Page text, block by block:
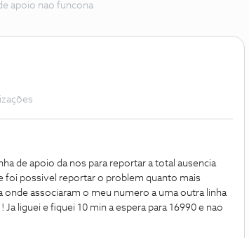
apoio nao funcona
de apoio da nos para reportar a total ausencia
foi possivel reportar o problem quanto mais
onde associaram o meu numero a uma outra linha
liguei e fiquei 10 min a espera para 16990 e nao